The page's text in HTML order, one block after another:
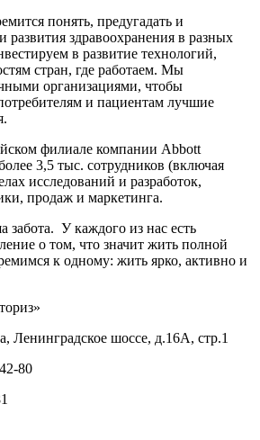
понять, предугадать и
развития здравоохранения в разных
в развитие технологий,
стран, где работаем. Мы
организациями, чтобы
и пациентам лучшие
филиале компании Abbott
3,5 тыс. сотрудников (включая
исследований и разработок,
продаж и маркетинга.
забота. У каждого из нас есть
о том, что значит жить полной
к одному: жить ярко, активно и
Ленинградское шоссе, д.16А, стр.1
80